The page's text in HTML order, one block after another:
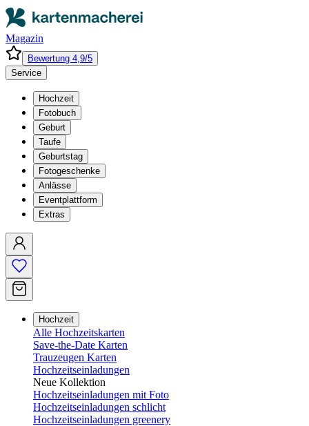
Magazin
Bewertung 4,9/5
Service
Hochzeit
Fotobuch
Geburt
Taufe
Geburtstag
Fotogeschenke
Anlässe
Eventplattform
Extras
Hochzeit
Alle Hochzeitskarten
Save-the-Date Karten
Trauzeugen Karten
Hochzeitseinladungen
Neue Kollektion
Hochzeitseinladungen mit Foto
Hochzeitseinladungen schlicht
Hochzeitseinladungen greenery